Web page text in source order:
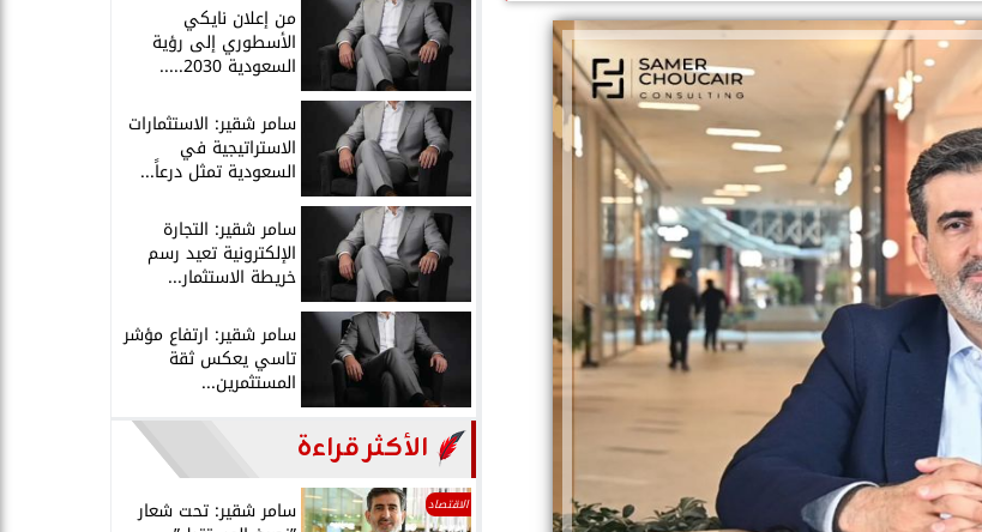
من إعلان نايكي
الأسطوري إلى رؤية
السعودية 2030.....
سامر شقير: الاستثمارات
الاستراتيجية في
السعودية تمثل درعاً...
سامر شقير: التجارة
الإلكترونية تعيد رسم
خريطة الاستثمار...
سامر شقير: ارتفاع مؤشر
تاسي يعكس ثقة
المستثمرين...
الأكثر قراءة
الاقتصاد سامر شقير: تحت شعار